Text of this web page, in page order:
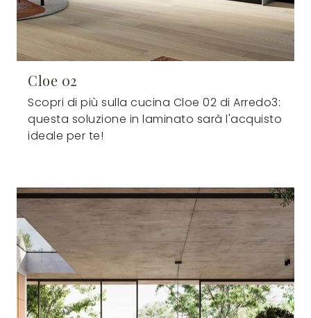
Cloe 02
Scopri di più sulla cucina Cloe 02 di Arredo3:
questa soluzione in laminato sarà l'acquisto
ideale per te!